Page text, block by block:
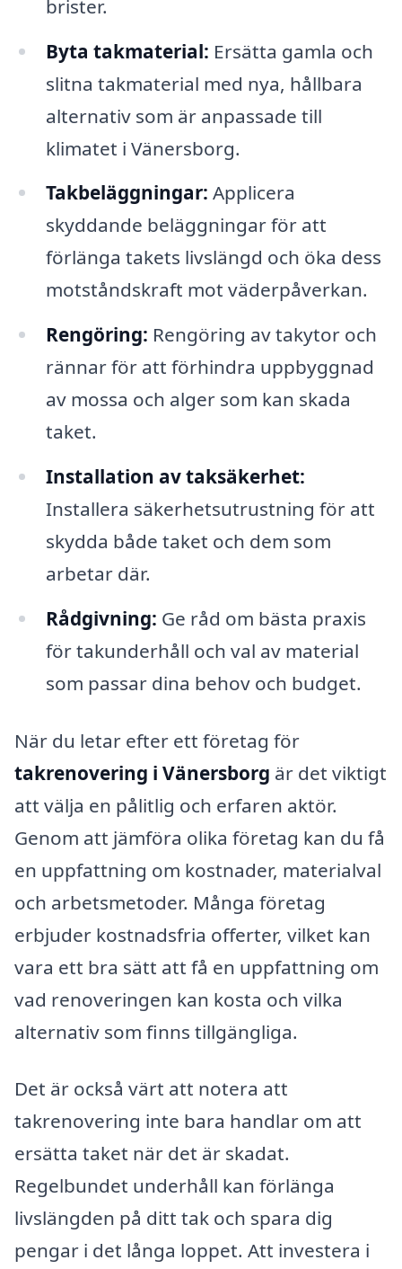
brister.
Byta takmaterial: Ersätta gamla och
slitna takmaterial med nya, hållbara
alternativ som är anpassade till
klimatet i Vänersborg.
Takbeläggningar: Applicera
skyddande beläggningar för att
förlänga takets livslängd och öka dess
motståndskraft mot väderpåverkan.
Rengöring: Rengöring av takytor och
rännar för att förhindra uppbyggnad
av mossa och alger som kan skada
taket.
Installation av taksäkerhet:
Installera säkerhetsutrustning för att
skydda både taket och dem som
arbetar där.
Rådgivning: Ge råd om bästa praxis
för takunderhåll och val av material
som passar dina behov och budget.
När du letar efter ett företag för
takrenovering i Vänersborg är det viktigt
att välja en pålitlig och erfaren aktör.
Genom att jämföra olika företag kan du få
en uppfattning om kostnader, materialval
och arbetsmetoder. Många företag
erbjuder kostnadsfria offerter, vilket kan
vara ett bra sätt att få en uppfattning om
vad renoveringen kan kosta och vilka
alternativ som finns tillgängliga.
Det är också värt att notera att
takrenovering inte bara handlar om att
ersätta taket när det är skadat.
Regelbundet underhåll kan förlänga
livslängden på ditt tak och spara dig
pengar i det långa loppet. Att investera i